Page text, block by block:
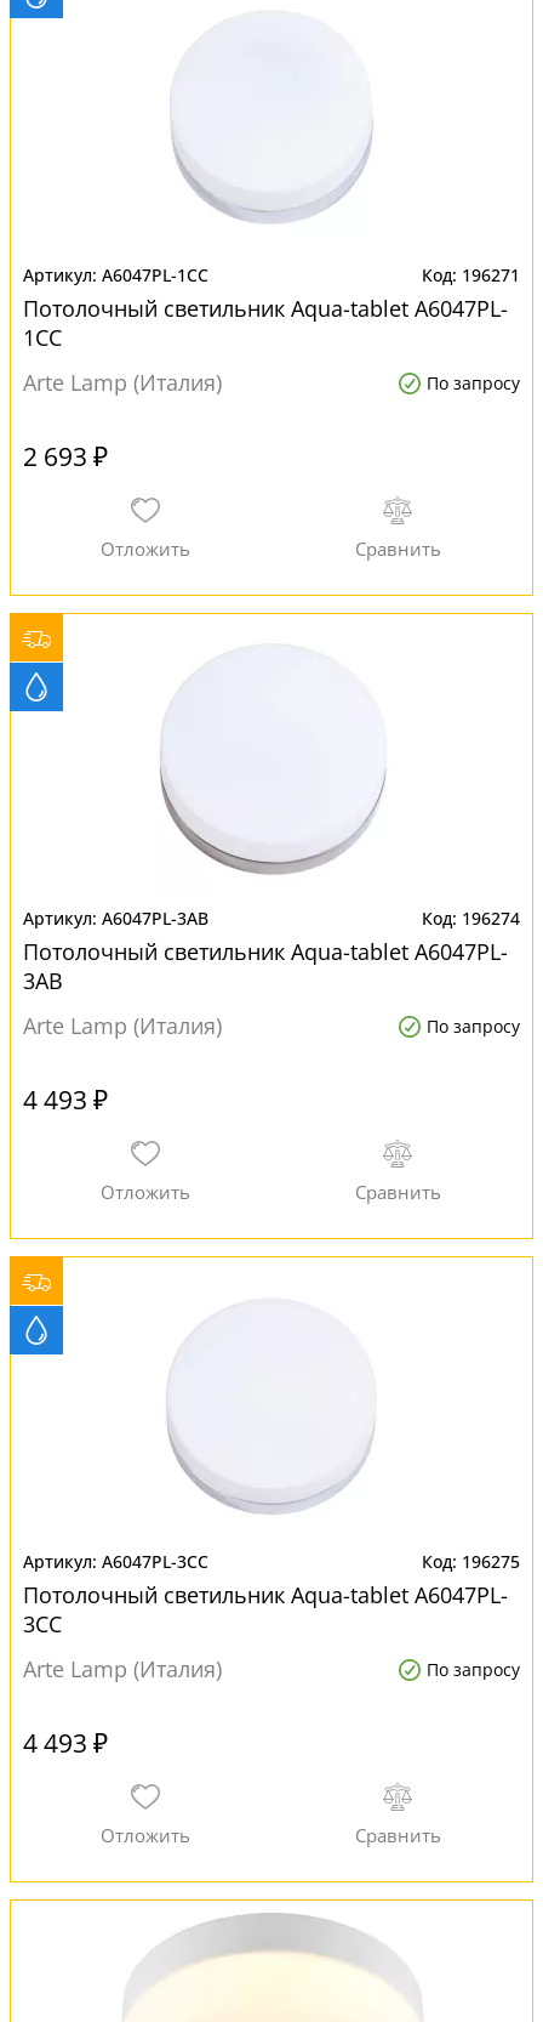
A6047PL-1CC 196271
Потолочный светильник Aqua-tablet A6047PL-
1CC
Arte Lamp (Италия)
По запросу
2 693 ₽
A6047PL-3AB 196274
Потолочный светильник Aqua-tablet A6047PL-
3AB
Arte Lamp (Италия)
По запросу
4 493 ₽
A6047PL-3CC 196275
Потолочный светильник Aqua-tablet A6047PL-
3CC
Arte Lamp (Италия)
По запросу
4 493 ₽